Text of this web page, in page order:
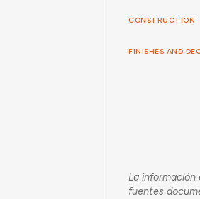
CONSTRUCTION
FINISHES AND
La
fuentes